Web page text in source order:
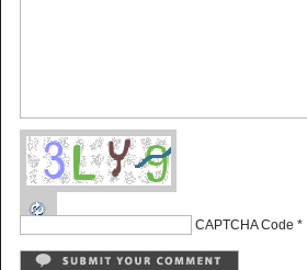
CAPTCHA Code *